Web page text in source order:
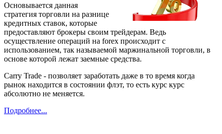
Основывается данная
стратегия торговли на разнице
кредитных ставок, которые
предоставляют брокеры своим трейдерам. Ведь
осуществление операций на forex происходит с
использованием, так называемой маржинальной торговли, в
основе которой лежат заемные средства.
Carry Trade - позволяет заработать даже в то время когда
рынок находится в состоянии флэт, то есть курс курс
абсолютно не меняется.
Подробнее...